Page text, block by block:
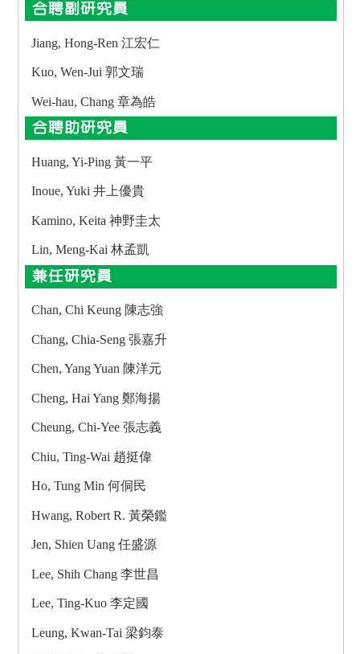
合聘副研究員
Jiang, Hong-Ren 江宏仁
Kuo, Wen-Jui 郭文瑞
Wei-hau, Chang 章為皓
合聘助研究員
Huang, Yi-Ping 黃一平
Inoue, Yuki 井上優貴
Kamino, Keita 神野圭太
Lin, Meng-Kai 林孟凱
兼任研究員
Chan, Chi Keung 陳志強
Chang, Chia-Seng 張嘉升
Chen, Yang Yuan 陳洋元
Cheng, Hai Yang 鄭海揚
Cheung, Chi-Yee 張志義
Chiu, Ting-Wai 趙挺偉
Ho, Tung Min 何侗民
Hwang, Robert R. 黃榮鑑
Jen, Shien Uang 任盛源
Lee, Shih Chang 李世昌
Lee, Ting-Kuo 李定國
Leung, Kwan-Tai 梁鈞泰